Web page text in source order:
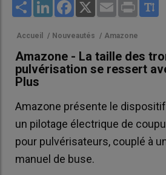
Share LinkedInFacebook
X Email Print
Accueil / Nouveautés / Amazone
Amazone - La taille des
pulvérisation se ressert
Plus
Amazone présente le
un pilotage électrique de
pour pulvérisateurs, couplé à
manuel de buse.